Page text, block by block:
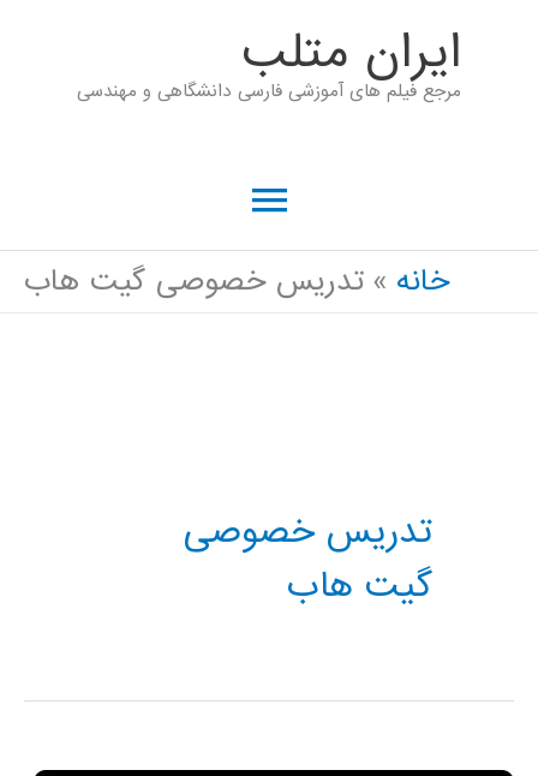
ايران متلب
مرجع فیلم های آموزشی فارسی دانشگاهی و مهندسی
فهرست
اصلی
خانه تدریس خصوصی گیت هاب
تدریس خصوصی
گیت هاب